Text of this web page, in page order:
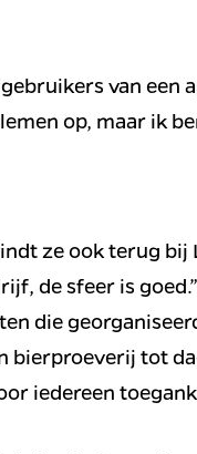
van een
op, maar ik
ze ook terug bij
de sfeer is
die
bierproeverij tot
iedereen